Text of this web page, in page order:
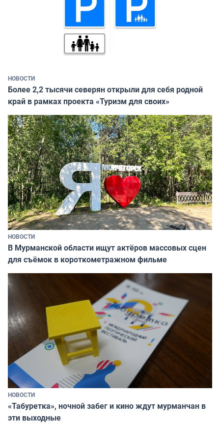
НОВОСТИ
Более 2,2 тысячи северян открыли для себя родной
край в рамках проекта «Туризм для своих»
НОВОСТИ
В Мурманской области ищут актёров массовых сцен
для съёмок в короткометражном фильме
НОВОСТИ
«Табуретка», ночной забег и кино ждут мурманчан в
эти выходные